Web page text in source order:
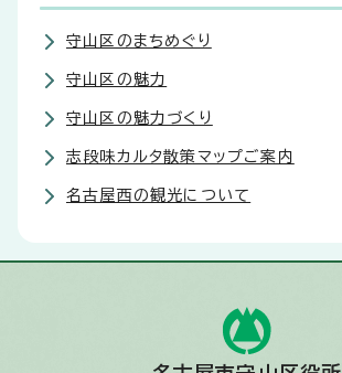
守山区のまちめぐり
守山区の魅力
守山区の魅力づくり
志段味カルタ散策マップご案内
名古屋西の観光について